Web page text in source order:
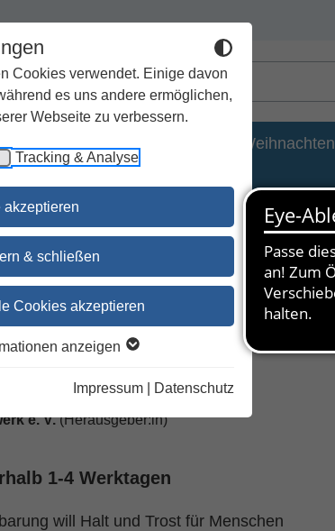
Cookies verwendet. Einige davon
es uns andere ermöglichen,
Webseite zu verbessern.
Tracking & Analyse
akzeptieren
& schließen
Cookies akzeptieren
anzeigen
Impressum Datenschutz
Kirchenjahr / Lebensweg Weihnachten
des Johannes
übersetzt und kommentiert
Gradl
Annelise Hecht(Autor:in),
e. V.(Herausgeber:in)
1-4 Werktagen
will Halt und Trost für Menschen